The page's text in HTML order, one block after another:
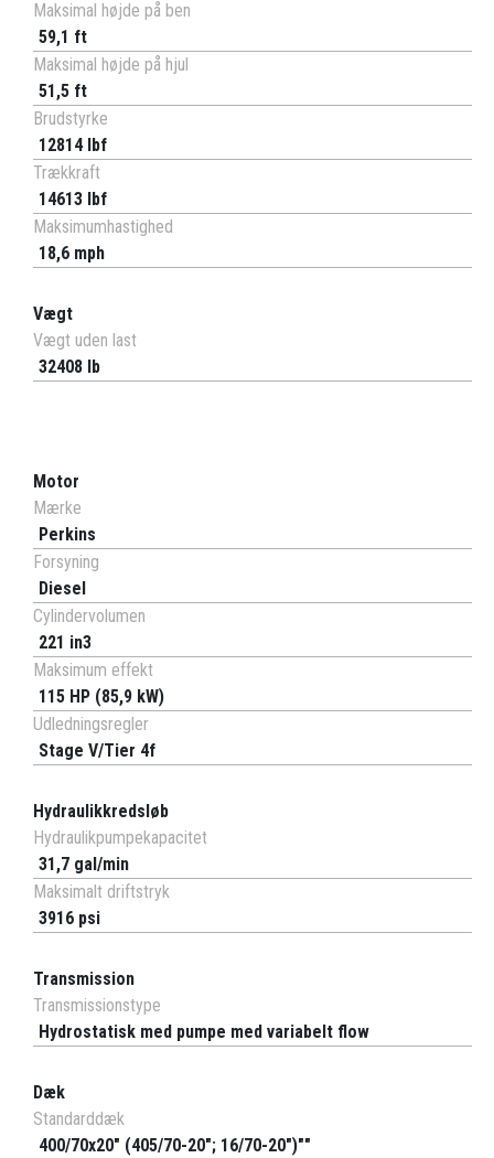
Maksimal højde på ben
59,1 ft
Maksimal højde på hjul
51,5 ft
Brudstyrke
12814 lbf
Trækkraft
14613 lbf
Maksimumhastighed
18,6 mph
Vægt
Vægt uden last
32408 lb
Motor
Mærke
Perkins
Forsyning
Diesel
Cylindervolumen
221 in3
Maksimum effekt
115 HP (85,9 kW)
Udledningsregler
Stage V/Tier 4f
Hydraulikkredsløb
Hydraulikpumpekapacitet
31,7 gal/min
Maksimalt driftstryk
3916 psi
Transmission
Transmissionstype
Hydrostatisk med pumpe med variabelt flow
Dæk
Standarddæk
400/70x20" (405/70-20"; 16/70-20")""